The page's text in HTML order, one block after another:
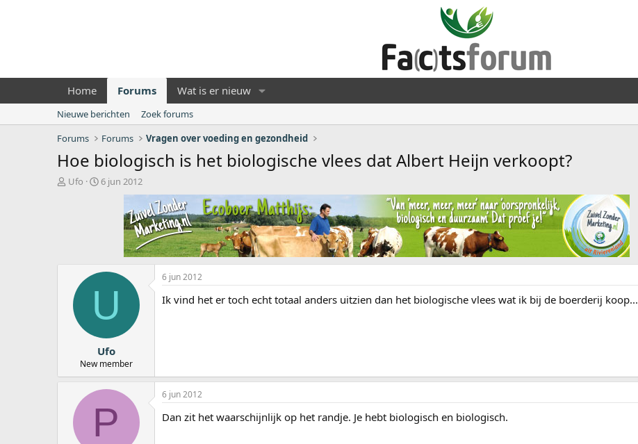
Home Forums Wat is er nieuw
Nieuwe berichten
Zoek forums
Forums
Forums Vragen over voeding en gezondheid
Hoe biologisch is het biologische vlees dat Albert Heijn verkoopt?
O
Ufo
S
6 jun 2012
U
Ufo
New member
6 jun 2012
Ik vind het er toch echt totaal anders uitzien dan het biologische vlees wat ik bij de boerderij koop...
P
6 jun 2012
Dan zit het waarschijnlijk op het randje. Je hebt biologisch en biologisch.